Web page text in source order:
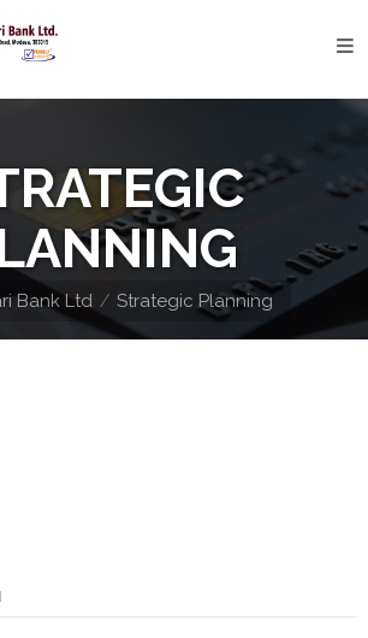
Bank Ltd Strategic Planning